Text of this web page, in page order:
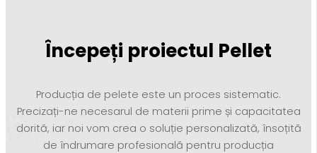
Începeți proiectul Pellet
Producția de pelete este un proces sistematic.
Precizați-ne necesarul de materii prime și capacitatea
dorită, iar noi vom crea o soluție personalizată, însoțită
de îndrumare profesională pentru producția